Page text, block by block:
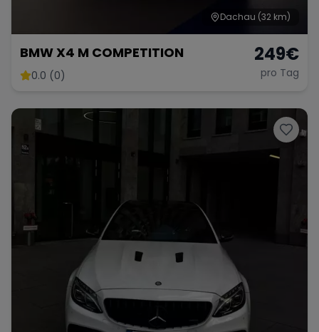
Dachau (32 km)
BMW X4 M COMPETITION
0.0 (0)
249€
pro Tag